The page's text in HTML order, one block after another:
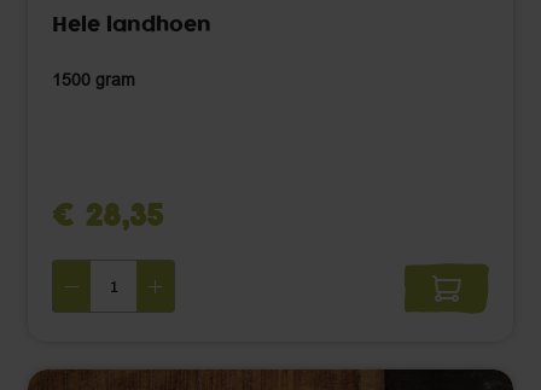
Hele landhoen
1500 gram
€ 28,35 ‌